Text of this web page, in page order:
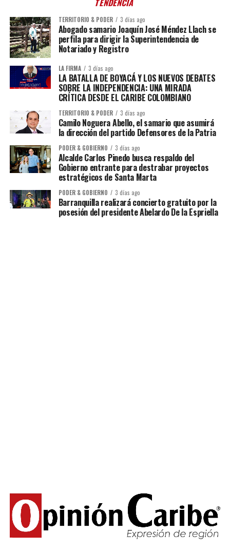
TENDENCIA
TERRITORIO & PODER 3 días ago
Abogado samario Joaquín José Méndez Llach se
perfila para dirigir la Superintendencia de
Notariado y Registro
LA FIRMA 3 días ago
LA BATALLA DE BOYACÁ Y LOS NUEVOS DEBATES
SOBRE LA INDEPENDENCIA: UNA MIRADA
CRÍTICA DESDE EL CARIBE COLOMBIANO
TERRITORIO & PODER 3 días ago
Camilo Noguera Abello, el samario que asumirá
la dirección del partido Defensores de la Patria
PODER & GOBIERNO 3 días ago
Alcalde Carlos Pinedo busca respaldo del
Gobierno entrante para destrabar proyectos
estratégicos de Santa Marta
PODER & GOBIERNO 3 días ago
Barranquilla realizará concierto gratuito por la
posesión del presidente Abelardo De la Espriella